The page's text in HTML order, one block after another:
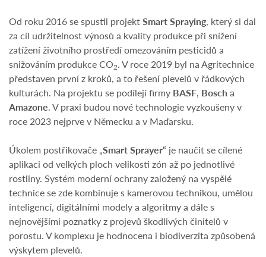
Od roku 2016 se spustil projektSmart Spraying, který si dal
za cíl udržitelnost výnosů a kvality produkce při snížení
zatížení životního prostředí omezováním pesticidů a
snižováním produkce CO2. V roce 2019 byl na Agritechnice
představen první z kroků, a to řešení plevelů v řádkových
kulturách. Na projektu se podílejí firmy BASF, Bosch a
Amazone. V praxi budou nové technologie vyzkoušeny v
roce 2023 nejprve v Německu a v Maďarsku.
Úkolem postřikovače „Smart Sprayer“ je naučit se cílené
aplikaci od velkých ploch velikosti zón až po jednotlivé
rostliny. Systém moderní ochrany založený na vyspělé
technice se zde kombinuje s kamerovou technikou, umělou
inteligencí, digitálními modely a algoritmy a dále s
nejnovějšími poznatky z projevů škodlivých činitelů v
porostu. V komplexu je hodnocena i biodiverzita způsobená
výskytem plevelů.